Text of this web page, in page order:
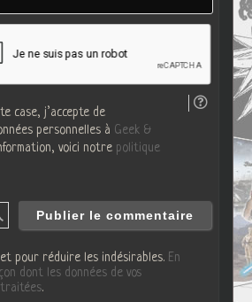
i
t
case, j’accepte de
personnelles à Geek &
voici notre politique
pour réduire les indésirables. En
dont les données de vos
traitées.